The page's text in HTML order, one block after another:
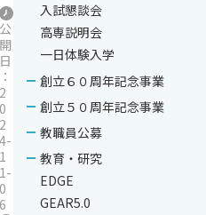
公
開
日
：
2
0
2
4-
1
1-
0
6
入試懇談会
高専説明会
一日体験入学
創立６０周年記念事業
創立５０周年記念事業
教職員公募
教育・研究
EDGE
GEAR5.0